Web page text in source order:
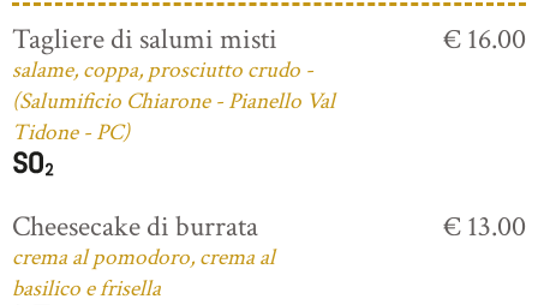
Tagliere di salumi misti
salame, coppa, prosciutto crudo -
(Salumificio Chiarone - Pianello Val
Tidone - PC)
€ 16.00
Cheesecake di burrata
crema al pomodoro, crema al
basilico e frisella
€ 13.00